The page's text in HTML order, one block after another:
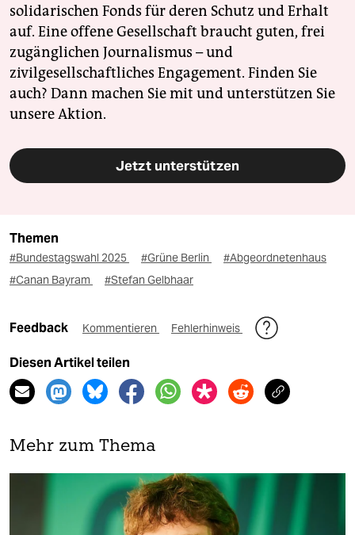
solidarischen Fonds für deren Schutz und Erhalt
auf. Eine offene Gesellschaft braucht guten, frei
zugänglichen Journalismus – und
zivilgesellschaftliches Engagement. Finden Sie
auch? Dann machen Sie mit und unterstützen Sie
unsere Aktion.
Jetzt unterstützen
Themen
#Bundestagswahl 2025 #Grüne Berlin
#Abgeordnetenhaus
#Canan Bayram
#Stefan Gelbhaar
Feedback Kommentieren Fehlerhinweis
Diesen Artikel teilen
Mehr zum Thema